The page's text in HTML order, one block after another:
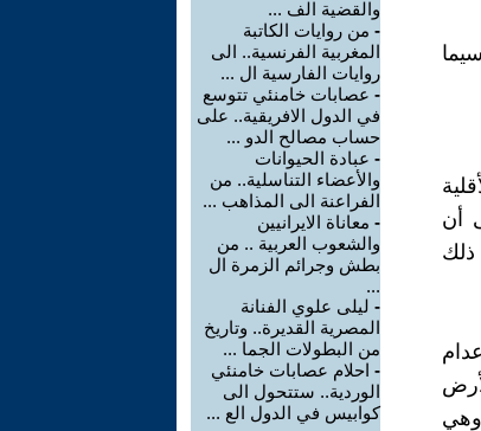
أن
ذلك
وهي
والقضية الف ...
- من روايات الكاتبة
المغربية الفرنسية.. الى
روايات الفارسية ال ...
- عصابات خامنئي تتوسع
في الدول الافريقية.. على
حساب مصالح الدو ...
- عبادة الحيوانات
والأعضاء التناسلية.. من
الفراعنة الى المذاهب ...
- معاناة الايرانيين
والشعوب العربية .. من
بطش وجرائم الزمرة ال
...
- ليلى علوي الفنانة
المصرية القديرة.. وتاريخ
من البطولات الجما ...
- احلام عصابات خامنئي
الوردية.. ستتحول الى
كوابيس في الدول الع ...